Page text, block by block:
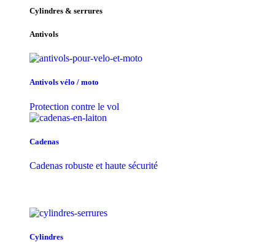
Cylindres & serrures
Antivols
Antivols vélo / moto
Protection contre le vol
Cadenas
Cadenas robuste et haute sécurité
Cylindres